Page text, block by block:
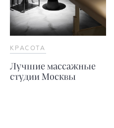
КРАСОТА
Лучшие массажные
студии Москвы